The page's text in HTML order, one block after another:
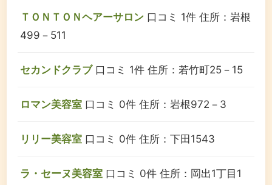
ＴＯＮＴＯＮヘアーサロン 口コミ 1件 住所：岩根
499－511
セカンドクラブ 口コミ 1件 住所：若竹町25－15
ロマン美容室 口コミ 0件 住所：岩根972－3
リリー美容室 口コミ 0件 住所：下田1543
ラ・セーヌ美容室 口コミ 0件 住所：岡出1丁目1